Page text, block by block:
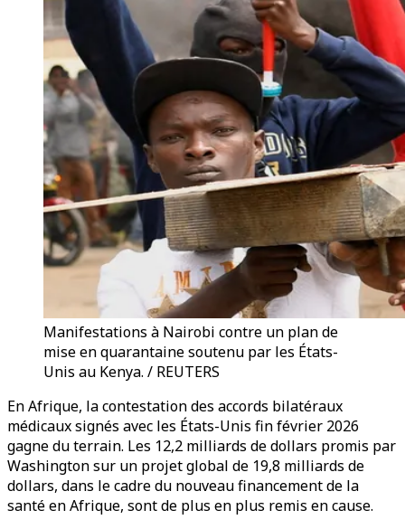
Manifestations à Nairobi contre un plan de
mise en quarantaine soutenu par les États-
Unis au Kenya. / REUTERS
En Afrique, la contestation des accords bilatéraux
médicaux signés avec les États-Unis fin février 2026
gagne du terrain. Les 12,2 milliards de dollars promis par
Washington sur un projet global de 19,8 milliards de
dollars, dans le cadre du nouveau financement de la
santé en Afrique, sont de plus en plus remis en cause.